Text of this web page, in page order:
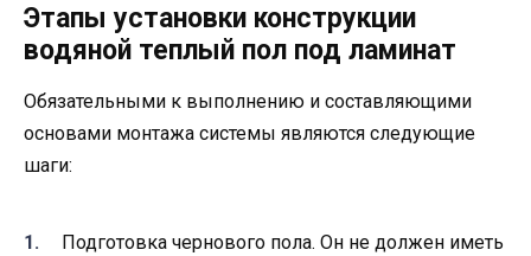
Этапы установки конструкции
водяной теплый пол под ламинат
Обязательными к выполнению и составляющими
основами монтажа системы являются следующие
шаги:
Подготовка чернового пола. Он не должен иметь